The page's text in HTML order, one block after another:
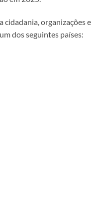
cidadania, organizações e
dos seguintes países: